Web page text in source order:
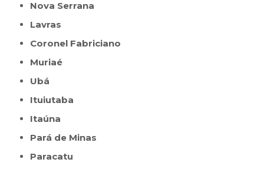
Nova Serrana
Lavras
Coronel Fabriciano
Muriaé
Ubá
Ituiutaba
Itaúna
Pará de Minas
Paracatu